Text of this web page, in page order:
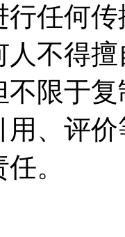
行任何
人不得
不限于
用、评
。